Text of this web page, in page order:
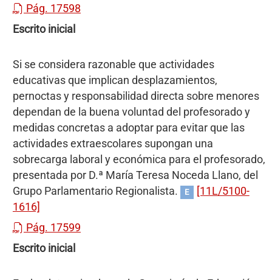
Pág. 17598
Escrito inicial
Si se considera razonable que actividades
educativas que implican desplazamientos,
pernoctas y responsabilidad directa sobre menores
dependan de la buena voluntad del profesorado y
medidas concretas a adoptar para evitar que las
actividades extraescolares supongan una
sobrecarga laboral y económica para el profesorado,
presentada por D.ª María Teresa Noceda Llano, del
Grupo Parlamentario Regionalista.
E
[11L/5100-
1616]
Pág. 17599
Escrito inicial